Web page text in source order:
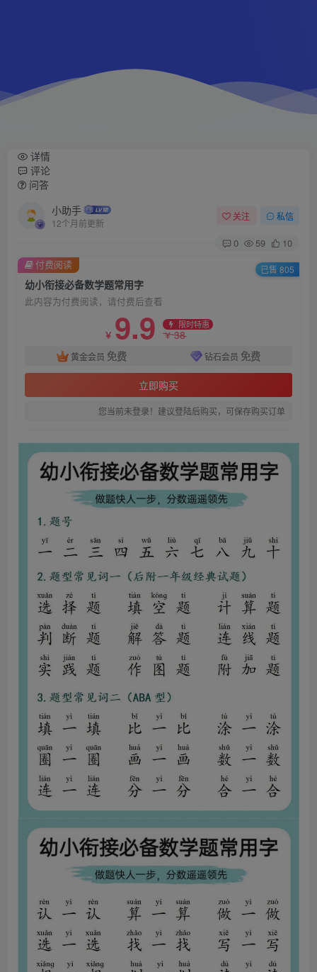
详情
评论
问答
小助手
12个月前更新
关注 私信
0 59 10
幼小衔接必备数学题常用字
此内容为付费阅读，请付费后查看
￥ 9.9 限时特惠
￥38
黄金会员 免费 钻石会员 免费
立即购买
您当前未登录！建议登陆后购买，可保存购买订单
付费阅读 已售 805